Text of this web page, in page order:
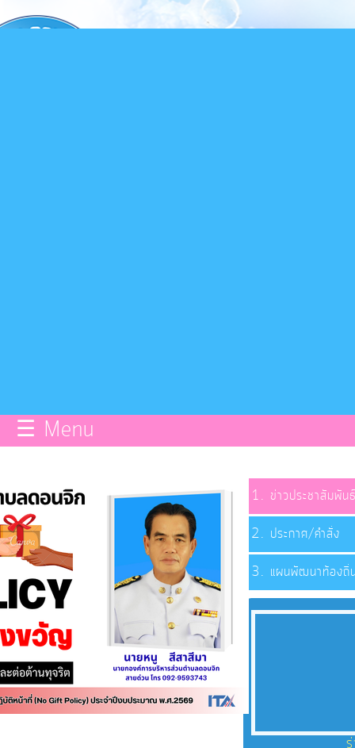
สภา
ITA
e-
Service
Q&A
การ
☰ Menu
ข่าวประชาสัมพันธ์
ประกาศ/คำสั่ง
แผนพัฒนาท้องถิ่